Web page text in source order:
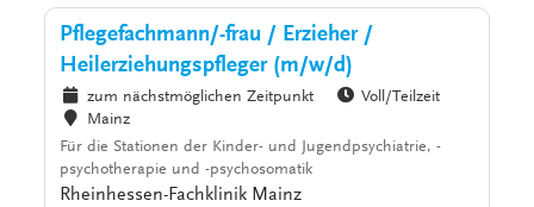
Pflegefachmann/-frau / Erzieher /
Heilerziehungspfleger (m/w/d)
zum nächstmöglichen Zeitpunkt
Voll/Teilzeit
Mainz
Für die Stationen der Kinder- und Jugendpsychiatrie, -
psychotherapie und -psychosomatik
Rheinhessen-Fachklinik Mainz